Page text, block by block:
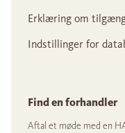
Erklæring om
Indstillinger for
Find en forhandler
Aftal et møde med en